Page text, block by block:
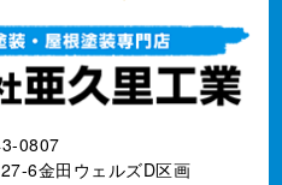
0807
6金田ウェルズD区画